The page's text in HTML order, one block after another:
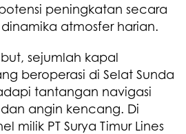
peningkatan secara
atmosfer harian.
sejumlah kapal
beroperasi di Selat Sunda
tantangan navigasi
angin kencang. Di
milik PT Surya Timur Lines